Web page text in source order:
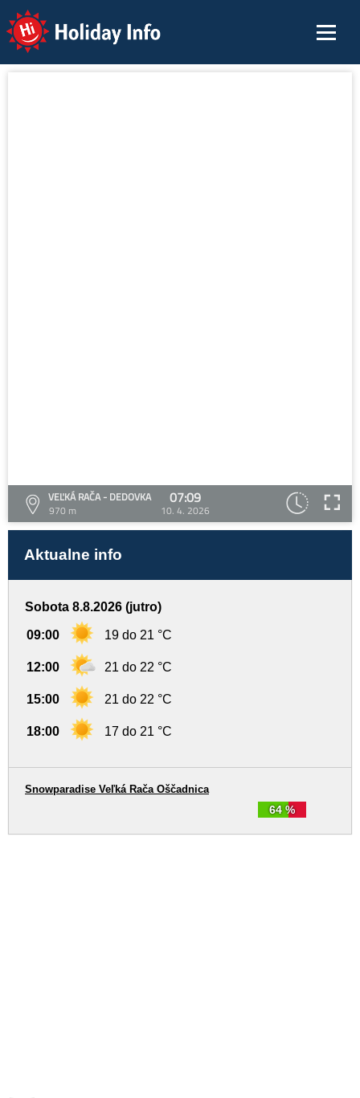
Holiday Info
VEĽKÁ RAČA - DEDOVKA
970 m
07:09
10. 4. 2026
Aktualne info
Sobota 8.8.2026 (jutro)
09:00 19 do 21 °C
12:00 21 do 22 °C
15:00 21 do 22 °C
18:00 17 do 21 °C
64 %
Snowparadise Veľká Rača Oščadnica